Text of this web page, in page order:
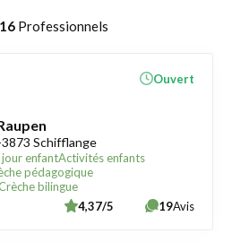
16 Professionnels
Schifflange
enfantActivités enfants
pédagogique
bilingue
Ouvert
4,37/5 19Avis